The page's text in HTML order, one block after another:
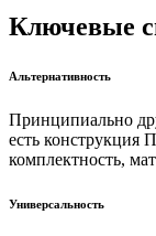
Ключевые
Альтернативность
Принципиально
есть конструкция
комплектность,
Универсальность